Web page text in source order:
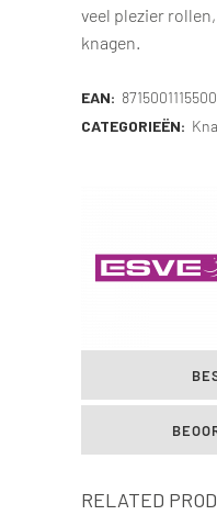
veel plezier
knagen.
EAN: 8715001115500
CATEGORIEËN:
RELATED